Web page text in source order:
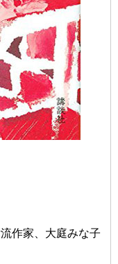
作家、大庭みな子